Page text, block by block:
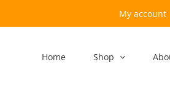
My account
Home Shop